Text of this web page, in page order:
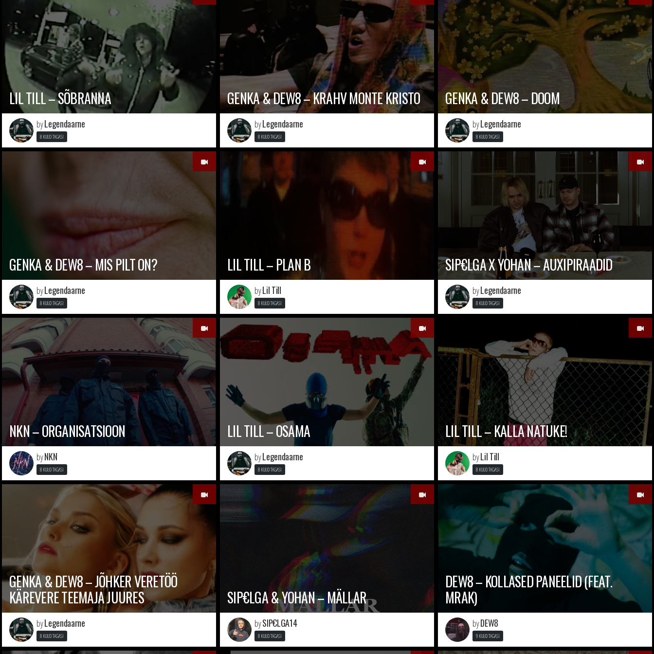
LIL TILL – SÕBRANNA
byLegendaarne
8 KUUD TAGASI
GENKA & DEW8 – KRAHV MONTE KRISTO
byLegendaarne
8 KUUD TAGASI
GENKA & DEW8 – DOOM
byLegendaarne
8 KUUD TAGASI
GENKA & DEW8 – MIS PILT ON?
byLegendaarne
8 KUUD TAGASI
LIL TILL – PLAN B
byLil Till
8 KUUD TAGASI
SIP€LGA X YOHAN – AUXIPIRAADID
byLegendaarne
8 KUUD TAGASI
NKN – ORGANISATSIOON
byNKN
8 KUUD TAGASI
LIL TILL – OSAMA
byLegendaarne
8 KUUD TAGASI
LIL TILL – KALLA NATUKE!
byLil Till
8 KUUD TAGASI
GENKA & DEW8 – JÕHKER VERETÖÖ
KÄREVERE TEEMAJA JUURES
byLegendaarne
8 KUUD TAGASI
SIP€LGA & YOHAN – MÄLLAR
bySIP€LGA14
8 KUUD TAGASI
DEW8 – KOLLASED PANEELID (FEAT.
MRAK)
byDEW8
9 KUUD TAGASI